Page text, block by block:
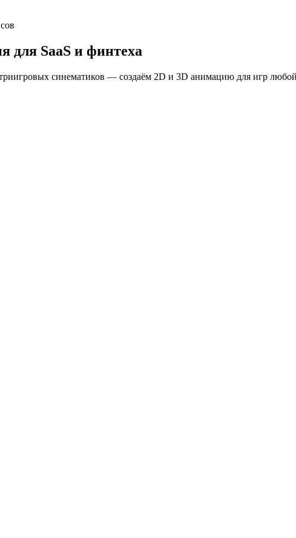
для SaaS и финтеха
синематиков — создаём 2D и 3D анимацию для игр